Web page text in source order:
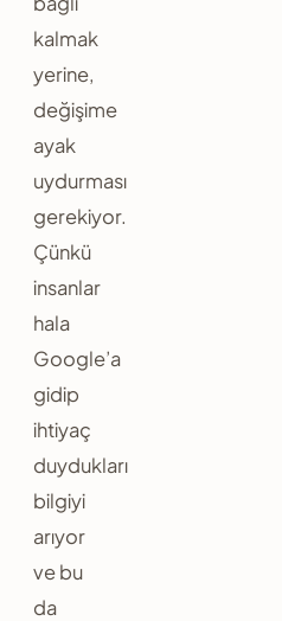
kalmak
yerine,
değişime
ayak
uydurması
gerekiyor.
Çünkü
insanlar
hala
Google’a
gidip
ihtiyaç
duydukları
bilgiyi
arıyor
ve bu
da